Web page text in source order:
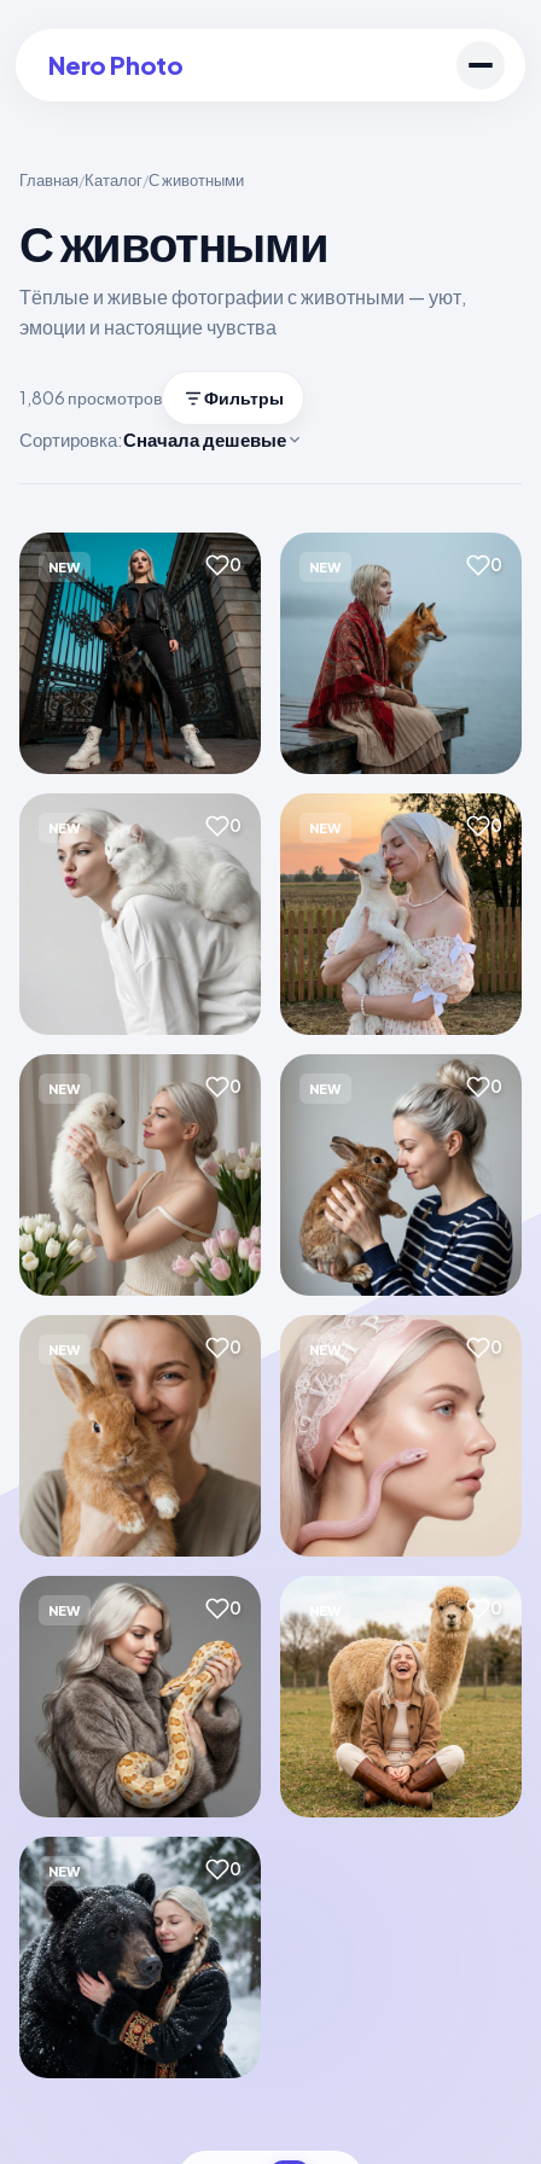
Nero Photo
Войти в аккаунт
Создать арт
Главная/Каталог/С животными
С животными
Тёплые и живые фотографии с животными — уют,
эмоции и настоящие чувства
1,806 просмотров Фильтры
Сортировка:Сначала дешевые
NEW 0 NEW 0
NEW 0 NEW 0
NEW 0 NEW 0
NEW 0 NEW 0
NEW 0 0
NEW 0